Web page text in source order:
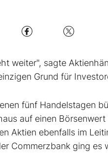
weiter", sagte
Grund für
fünf Handelstagen
auf einen
Aktien ebenfalls im
Commerzbank ging es